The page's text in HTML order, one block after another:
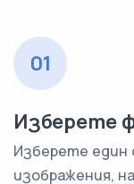
01
Изберете
Изберете
изображения,